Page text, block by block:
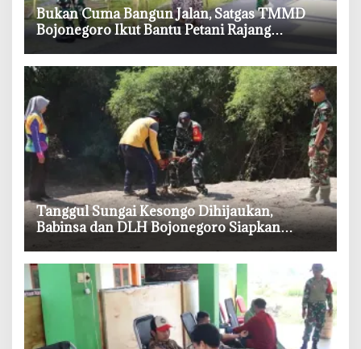
‎Bukan Cuma Bangun Jalan, Satgas TMMD
Bojonegoro Ikut Bantu Petani Rajang
Tembakau
‎Tanggul Sungai Kesongo Dihijaukan,
Babinsa dan DLH Bojonegoro Siapkan